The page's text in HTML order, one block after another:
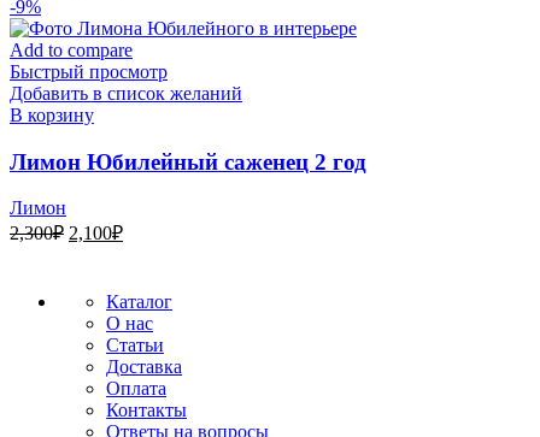
составляла
2,300₽.
2,100₽.
-9%
Add to compare
Быстрый просмотр
Добавить в список желаний
В корзину
Лимон Юбилейный саженец 2 год
Лимон
2,300₽ Первоначальная
2,300₽.
2,100₽Текущая
Каталог
О нас
Статьи
Доставка
Оплата
Контакты
Ответы на вопросы